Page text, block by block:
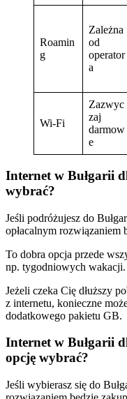
Roamin
g
Zależna
od
operator
a
Wi-Fi
Zazwyc
zaj
darmow
e
Internet w Bułgarii
wybrać?
Jeśli podróżujesz do
opłacalnym rozwiązaniem
To dobra opcja przede
np. tygodniowych wakacji.
Jeżeli czeka Cię dłuższy
z internetu, konieczne
dodatkowego pakietu GB.
Internet w Bułgarii
opcję wybrać?
Jeśli wybierasz się do